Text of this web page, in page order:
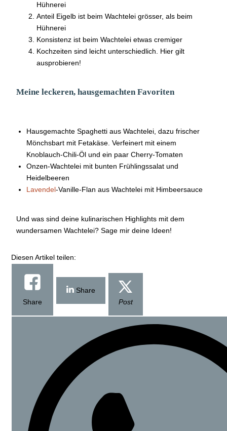
Hühnerei
Anteil Eigelb ist beim Wachtelei grösser, als beim
Hühnerei
Konsistenz ist beim Wachtelei etwas cremiger
Kochzeiten sind leicht unterschiedlich. Hier gilt
ausprobieren!
Meine leckeren, hausgemachten Favoriten
Hausgemachte Spaghetti aus Wachtelei, dazu frischer
Mönchsbart mit Fetakäse. Verfeinert mit einem
Knoblauch-Chili-Öl und ein paar Cherry-Tomaten
Onzen-Wachtelei mit bunten Frühlingssalat und
Heidelbeeren
Lavendel-Vanille-Flan aus Wachtelei mit Himbeersauce
Und was sind deine kulinarischen Highlights mit dem
wundersamen Wachtelei? Sage mir deine Ideen!
Diesen Artikel teilen:
Share
Share
Post